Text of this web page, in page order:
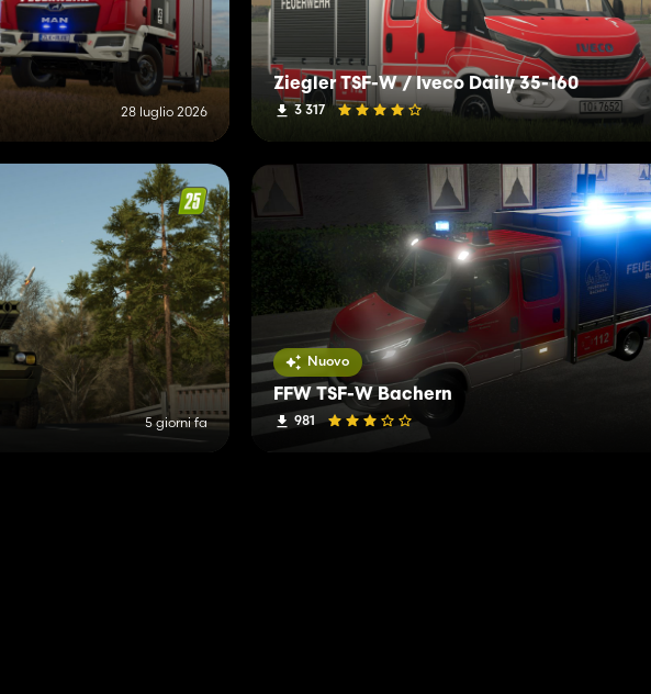
28 luglio 2026
Ziegler TSF-W / Iveco Daily 35-160
3 317
5 giorni fa
Nuovo
FFW TSF-W Bachern
981